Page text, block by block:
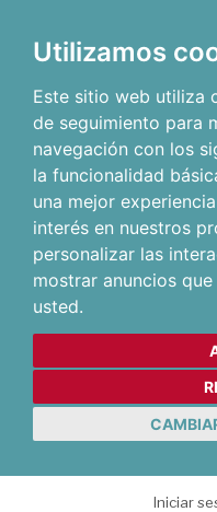
Utilizamos
Este sitio web utiliza
de seguimiento para
navegación con los
la funcionalidad
una mejor
interés en nuestros
personalizar las
mostrar anuncios
usted.
Iniciar